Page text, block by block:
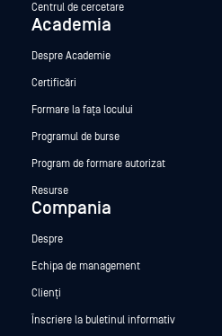
Centrul de cercetare
Academia
Despre Academie
Certificări
Formare la fața locului
Programul de burse
Program de formare autorizat
Resurse
Compania
Despre
Echipa de management
Clienți
Înscriere la buletinul informativ